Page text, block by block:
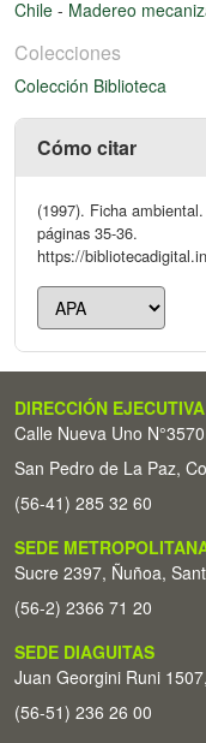
Chile - Madereo
Colecciones
Colección Biblioteca
Cómo citar
(1997). Ficha
páginas 35-36.
https://
DIRECCIÓN EJECUTIVA
Calle Nueva Uno
San Pedro de La Paz,
(56-41) 285 32 60
SEDE
Sucre 2397, Ñuñoa,
(56-2) 2366 71 20
SEDE DIAGUITAS
Juan Georgini Runi
(56-51) 236 26 00